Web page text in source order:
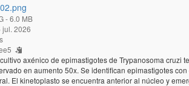
- 6.0 MB
jul. 2026
axénico de epimastigotes de Trypanosoma cruzi
en aumento 50x. Se identifican epimastigotes
El kinetoplasto se encuentra anterior al núcleo y